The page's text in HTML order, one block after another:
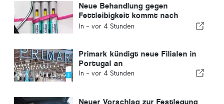
Neue Behandlung gegen
Fettleibigkeit kommt nach
Portugal
In - vor 4 Stunden
Primark kündigt neue Filialen in
Portugal an
In - vor 4 Stunden
Neuer Vorschlag zur Festlegung